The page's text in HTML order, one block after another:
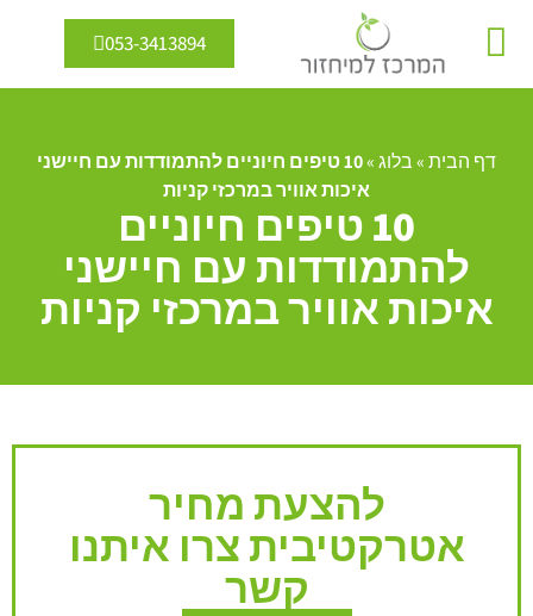
053-3413894
דף הבית»בלוג»
10 טיפים חיוניים להתמודדות עם חיישני
איכות אוויר במרכזי קניות
10 טיפים חיוניים
להתמודדות עם חיישני
איכות אוויר במרכזי קניות
להצעת מחיר
אטרקטיבית צרו איתנו
קשר